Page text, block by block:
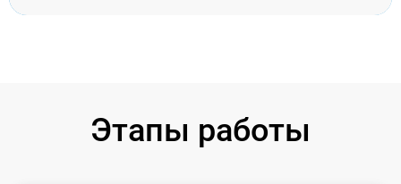
Этапы работы